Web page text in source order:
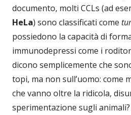
documento, molti CCLs (ad
HeLa) sono classificati come
possiedono la capacità di
immunodepressi come i
dicono semplicemente che
topi, ma non sull’uomo: come
che vanno oltre la ridicola,
sperimentazione sugli